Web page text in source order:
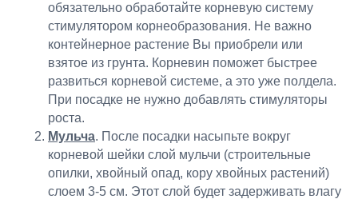
обязательно обработайте корневую систему
стимулятором корнеобразования. Не важно
контейнерное растение Вы приобрели или
взятое из грунта. Корневин поможет быстрее
развиться корневой системе, а это уже полдела.
При посадке не нужно добавлять стимуляторы
роста.
Мульча. После посадки насыпьте вокруг
корневой шейки слой мульчи (строительные
опилки, хвойный опад, кору хвойных растений)
слоем 3-5 см. Этот слой будет задерживать влагу